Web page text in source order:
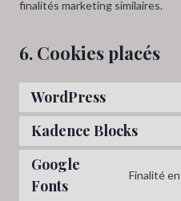
finalités marketing similaires.
6. Cookies placés
WordPress
Kadence Blocks
Google
Fonts
Finalité